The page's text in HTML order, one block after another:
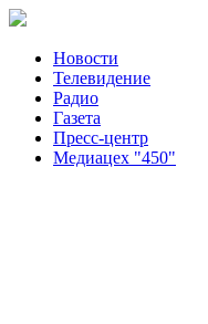
Новости
Телевидение
Радио
Газета
Пресс-центр
Медиацех "450"